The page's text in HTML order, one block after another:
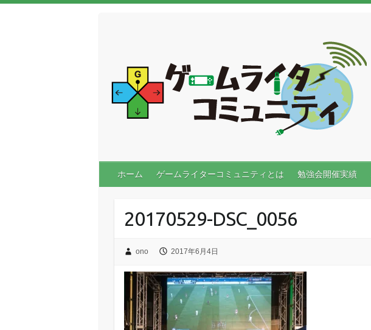
ホーム ゲームライターコミュニティとは 勉強会開催実績
20170529-DSC_0056
ono 2017年6月4日